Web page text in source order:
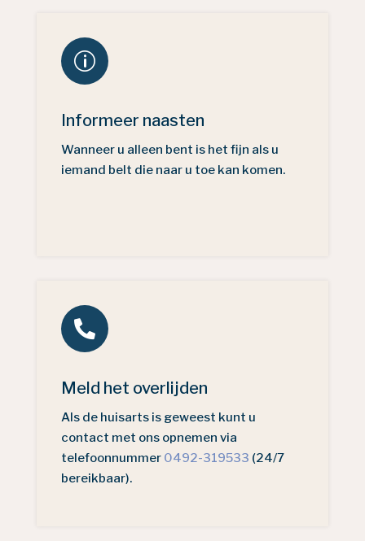
p
Informeer naasten
Wanneer u alleen bent is het fijn als u
iemand belt die naar u toe kan komen.

Meld het overlijden
Als de huisarts is geweest kunt u
contact met ons opnemen via
telefoonnummer 0492-319533 (24/7
bereikbaar).